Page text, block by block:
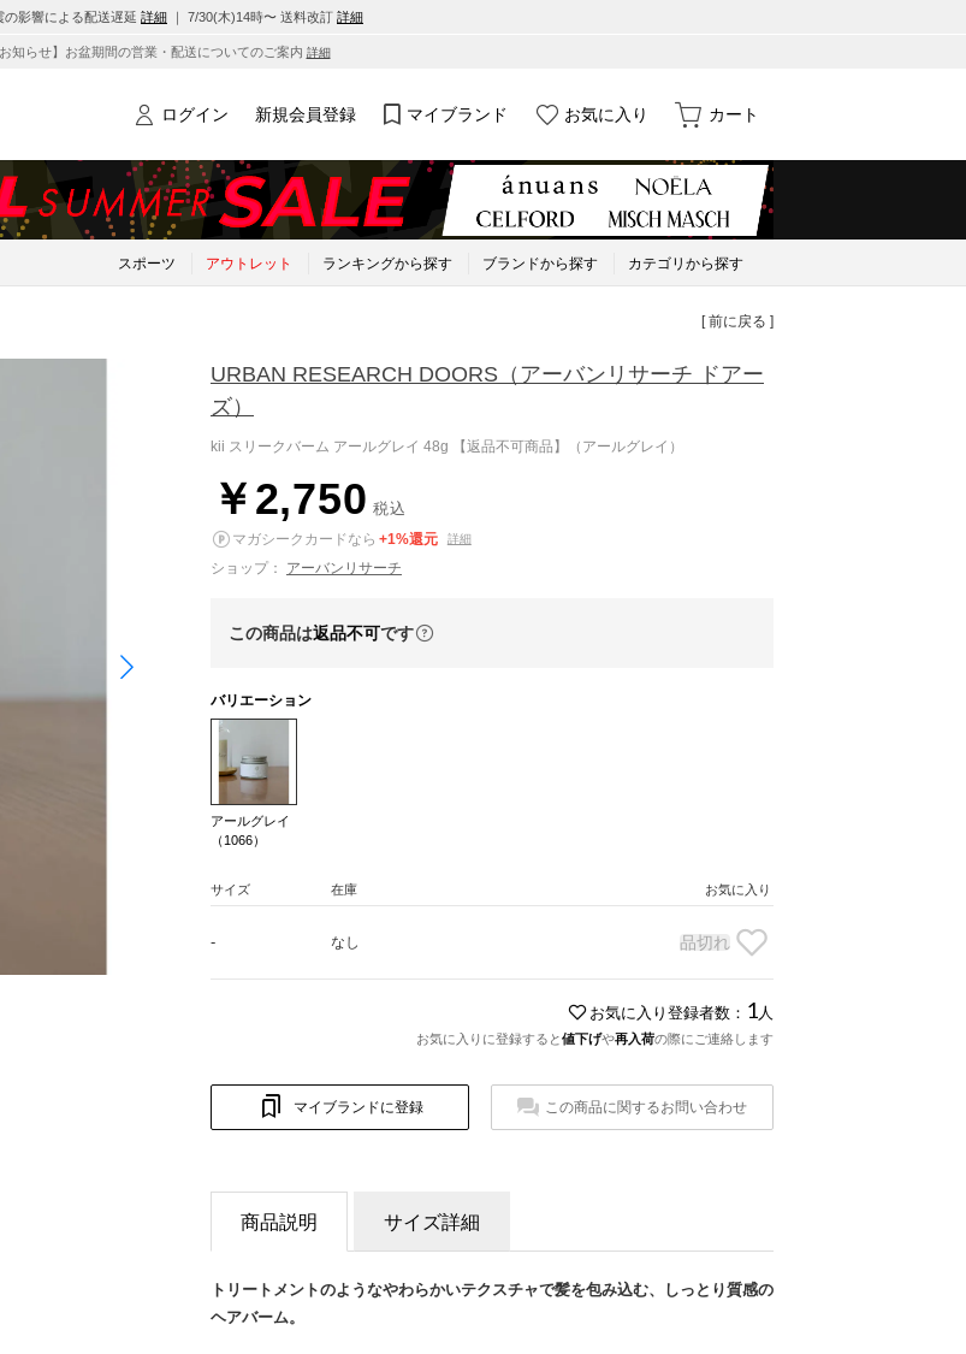
の影響による配送遅延 詳細 ｜ 7/30(木)14時〜 送料改訂 詳細
お知らせ】お盆期間の営業・配送についてのご案内 詳細
ログイン 新規会員登録 マイブランド お気に入り カート
スポーツ アウトレット ランキングから探す ブランドから探す カテゴリから探す
[ 前に戻る ]
URBAN RESEARCH DOORS （アーバンリサーチ ドアー
ズ）
kii スリークバーム アールグレイ 48g 【返品不可商品】（アールグレイ）
￥2,750 税込
マガシークカードなら +1%還元 詳細
ショップ： アーバンリサーチ
この商品は返品不可です
バリエーション
アールグレイ
（1066）
サイズ 在庫 お気に入り
- なし 品切れ
お気に入り登録者数： 1 人
お気に入りに登録すると値下げや再入荷の際にご連絡します
マイブランドに登録 この商品に関するお問い合わせ
商品説明 サイズ詳細
トリートメントのようなやわらかいテクスチャで髪を包み込む、しっとり質感の
ヘアバーム。